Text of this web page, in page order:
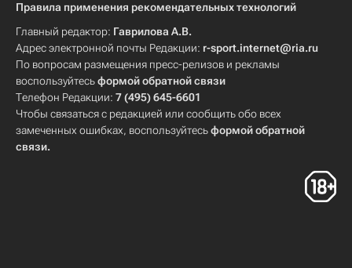
Правила применения рекомендательных технологий
Главный редактор: Гаврилова А.В.
Адрес электронной почты Редакции: r-sport.internet@ria.ru
По вопросам размещения пресс-релизов и рекламы
воспользуйтесьформой обратной связи
Телефон Редакции: 7 (495) 645-6601
Чтобы связаться с редакцией или сообщить обо всех
замеченных ошибках, воспользуйтесьформой обратной
связи.